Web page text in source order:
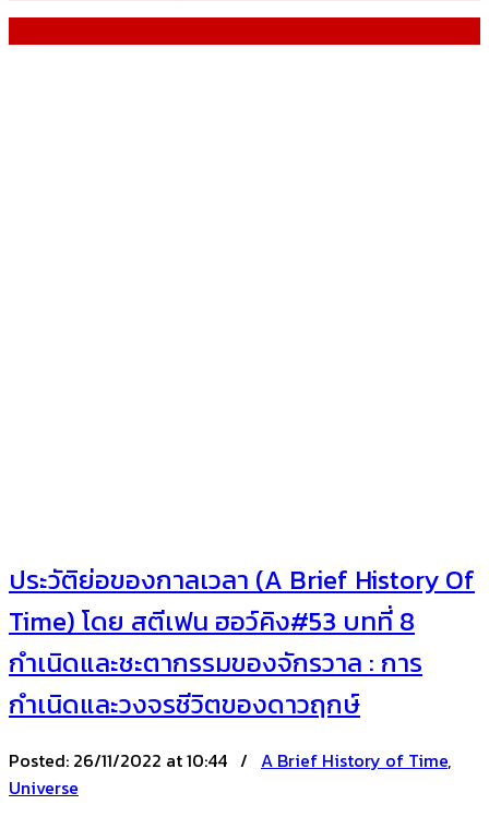
ประวัติย่อของกาลเวลา (A Brief History Of
Time) โดย สตีเฟน ฮอว์คิง#53 บทที่ 8
กำเนิดและชะตากรรมของจักรวาล : การ
กำเนิดและวงจรชีวิตของดาวฤกษ์
Posted: 26/11/2022 at 10:44 / A Brief History of Time,
Universe